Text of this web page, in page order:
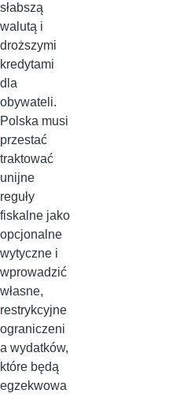
słabszą
walutą i
droższymi
kredytami
dla
obywateli.
Polska musi
przestać
traktować
unijne
reguły
fiskalne jako
opcjonalne
wytyczne i
wprowadzić
własne,
restrykcyjne
ograniczeni
a wydatków,
które będą
egzekwowa